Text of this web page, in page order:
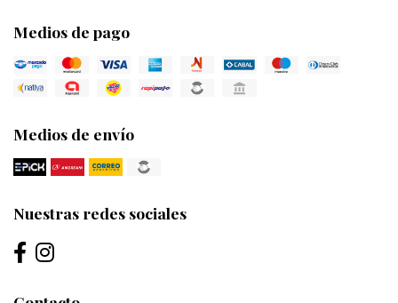
Medios de pago
Medios de envío
Nuestras redes sociales